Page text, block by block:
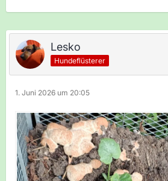
Lesko
Hundeflüsterer
1. Juni 2026 um 20:05